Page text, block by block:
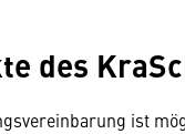
des
ist